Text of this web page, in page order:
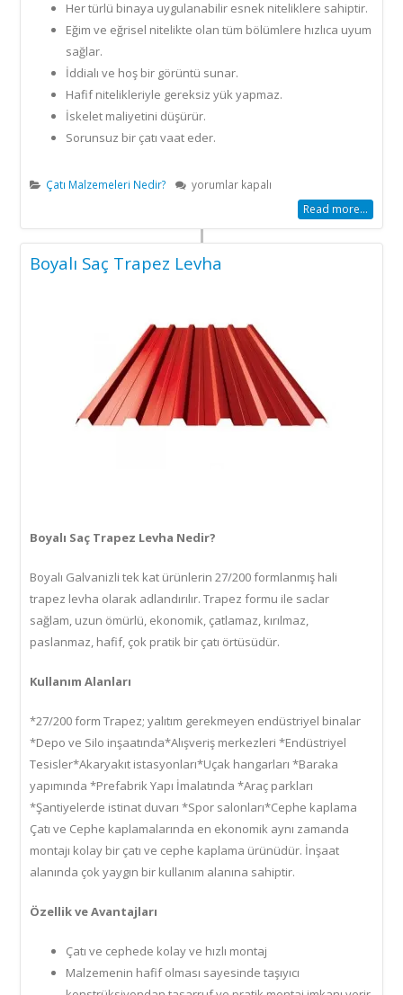
Her türlü binaya uygulanabilir esnek niteliklere sahiptir.
Eğim ve eğrisel nitelikte olan tüm bölümlere hızlıca uyum
sağlar.
İddialı ve hoş bir görüntü sunar.
Hafif nitelikleriyle gereksiz yük yapmaz.
İskelet maliyetini düşürür.
Sorunsuz bir çatı vaat eder.
Çatı Malzemeleri Nedir?
Shingle
yorumlar kapalı
Read more...
Boyalı Saç Trapez Levha
Boyalı Saç Trapez Levha Nedir?
Boyalı Galvanizli tek kat ürünlerin 27/200 formlanmış hali
trapez levha olarak adlandırılır. Trapez formu ile saclar
sağlam, uzun ömürlü, ekonomik, çatlamaz, kırılmaz,
paslanmaz, hafif, çok pratik bir çatı örtüsüdür.
Kullanım Alanları
*27/200 form Trapez; yalıtım gerekmeyen endüstriyel binalar
*Depo ve Silo inşaatında*Alışveriş merkezleri *Endüstriyel
Tesisler*Akaryakıt istasyonları*Uçak hangarları *Baraka
yapımında *Prefabrik Yapı İmalatında *Araç parkları
*Şantiyelerde istinat duvarı *Spor salonları*Cephe kaplama
Çatı ve Cephe kaplamalarında en ekonomik aynı zamanda
montajı kolay bir çatı ve cephe kaplama ürünüdür. İnşaat
alanında çok yaygın bir kullanım alanına sahiptir.
Özellik ve Avantajları
Çatı ve cephede kolay ve hızlı montaj
Malzemenin hafif olması sayesinde taşıyıcı